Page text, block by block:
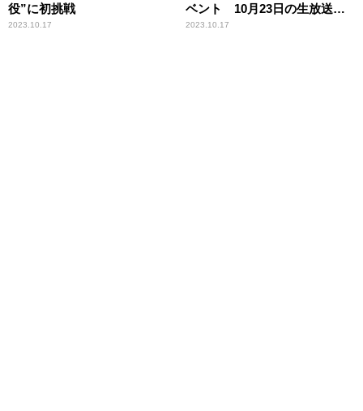
役”に初挑戦
2023.10.17
ベント 10月23日の生放送で
第1弾ゲスト発表！
2023.10.17